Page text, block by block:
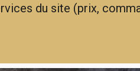
du site (prix,